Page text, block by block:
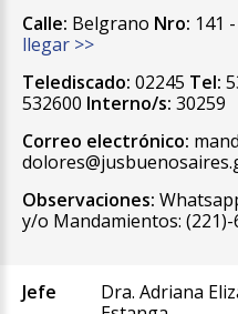
Calle: Belgrano Nro: 141
llegar >>
Telediscado: 02245 Tel:
532600 Interno/s: 30259
Correo electrónico:
Observaciones:
y/o Mandamientos: (221)-
Jefe
Dra. Adriana